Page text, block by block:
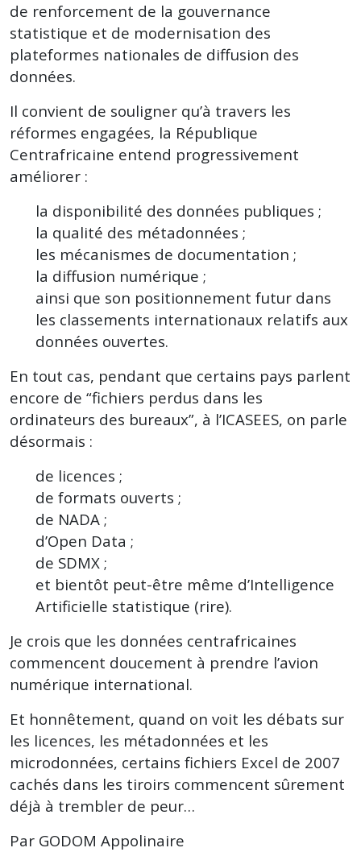
de renforcement de la gouvernance
statistique et de modernisation des
plateformes nationales de diffusion des
données.
Il convient de souligner qu’à travers les
réformes engagées, la République
Centrafricaine entend progressivement
améliorer :
la disponibilité des données publiques ;
la qualité des métadonnées ;
les mécanismes de documentation ;
la diffusion numérique ;
ainsi que son positionnement futur dans
les classements internationaux relatifs aux
données ouvertes.
En tout cas, pendant que certains pays parlent
encore de “fichiers perdus dans les
ordinateurs des bureaux”, à l’ICASEES, on parle
désormais :
de licences ;
de formats ouverts ;
de NADA ;
d’Open Data ;
de SDMX ;
et bientôt peut-être même d’Intelligence
Artificielle statistique (rire).
Je crois que les données centrafricaines
commencent doucement à prendre l’avion
numérique international.
Et honnêtement, quand on voit les débats sur
les licences, les métadonnées et les
microdonnées, certains fichiers Excel de 2007
cachés dans les tiroirs commencent sûrement
déjà à trembler de peur…
Par GODOM Appolinaire